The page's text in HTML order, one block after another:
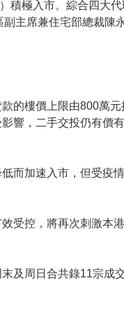
積極入市。綜合四大
主席兼住宅部總裁陳
的樓價上限由800萬
響，二手交投仍有價
而加速入市，但受疫
受控，將再次刺激本
及周日合共錄11宗成